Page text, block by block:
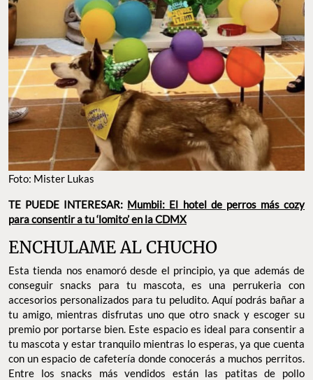
Foto: Mister Lukas
TE PUEDE INTERESAR: Mumbii: El hotel de perros más cozy
para consentir a tu ‘lomito’ en la CDMX
ENCHULAME AL CHUCHO
Esta tienda nos enamoró desde el principio, ya que además de
conseguir snacks para tu mascota, es una perrukeria con
accesorios personalizados para tu peludito. Aquí podrás bañar a
tu amigo, mientras disfrutas uno que otro snack y escoger su
premio por portarse bien. Este espacio es ideal para consentir a
tu mascota y estar tranquilo mientras lo esperas, ya que cuenta
con un espacio de cafetería donde conocerás a muchos perritos.
Entre los snacks más vendidos están las patitas de pollo